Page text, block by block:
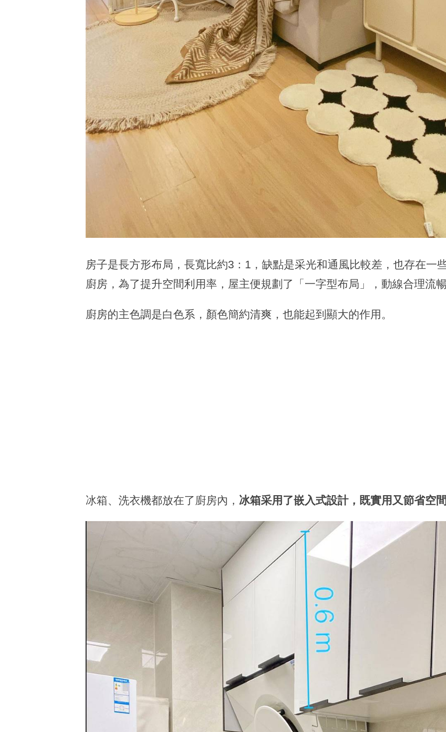
房子是長方形布局，長寬比約3：1，缺點是采光和通風比較差，也存在一
廚房，為了提升空間利用率，屋主便規劃了「一字型布局」，動線合理流
廚房的主色調是白色系，顏色簡約清爽，也能起到顯大的作用。
冰箱、洗衣機都放在了廚房內， 冰箱采用了嵌入式設計，既實用又節省空